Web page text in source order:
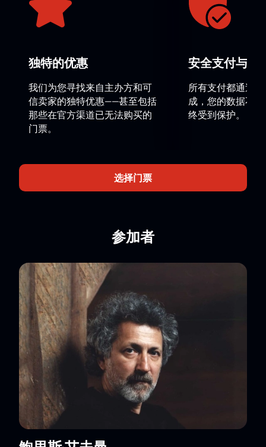
想要參與這場難忘的盛事，您可以在我們的網站上購
。千萬不要錯過欣賞這部著名芭蕾舞劇更新版本的機
不要錯過體驗世界級藝術的機會－立即在我們的網站上
事，它將深深打動每位觀眾。
請注意，演員陣容可能會有所變動。
導演：鮑里斯艾夫曼
独特的优惠
我们为您寻找来自主办方和可
信卖家的独特优惠——甚至包括
那些在官方渠道已无法购买的
门票。
安全支付与数
所有支付都通过
成，您的数据不
终受到保护。
选择门票
参加者